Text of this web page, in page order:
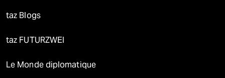
taz Blogs
taz FUTURZWEI
Le Monde diplomatique